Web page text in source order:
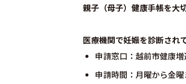
親子（母子）健康手帳を大
医療機関で妊娠を診断され
申請窓口：越前市健康
申請時間：月曜から金